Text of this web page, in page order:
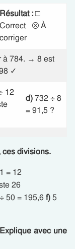
Résultat :□
Correct ⮾ À
corriger
à 784. → 8 est
✓
12
d)732 ÷ 8
= 91,5 ?
ces divisions.
= 12
26
50 = 195,6f)5
avec une